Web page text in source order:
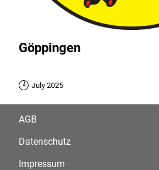
Göppingen
July 2025
AGB
Datenschutz
Impressum